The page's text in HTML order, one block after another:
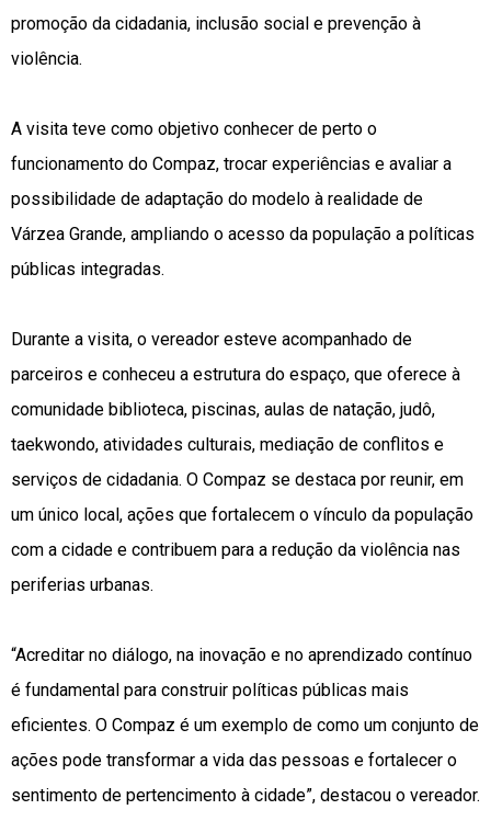
promoção da cidadania, inclusão social e prevenção à
violência.
A visita teve como objetivo conhecer de perto o
funcionamento do Compaz, trocar experiências e avaliar a
possibilidade de adaptação do modelo à realidade de
Várzea Grande, ampliando o acesso da população a políticas
públicas integradas.
Durante a visita, o vereador esteve acompanhado de
parceiros e conheceu a estrutura do espaço, que oferece à
comunidade biblioteca, piscinas, aulas de natação, judô,
taekwondo, atividades culturais, mediação de conflitos e
serviços de cidadania. O Compaz se destaca por reunir, em
um único local, ações que fortalecem o vínculo da população
com a cidade e contribuem para a redução da violência nas
periferias urbanas.
“Acreditar no diálogo, na inovação e no aprendizado contínuo
é fundamental para construir políticas públicas mais
eficientes. O Compaz é um exemplo de como um conjunto de
ações pode transformar a vida das pessoas e fortalecer o
sentimento de pertencimento à cidade”, destacou o vereador.